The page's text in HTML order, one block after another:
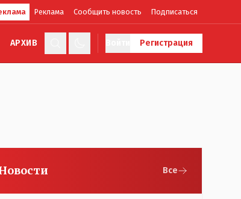
Реклама Сообщить новость Подписаться
АРХИВ Регистрация
Все